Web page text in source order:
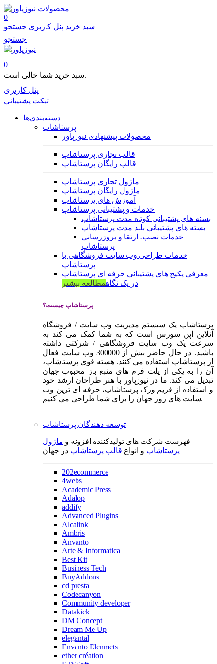
محصولات
0
سبد خرید پنل کاربری جستجو
جستجو
0
سبد خرید شما خالی است.
پنل کاربری
تیکت پشتیبانی
دسته‌بندی‌ها
پرستاشاپ
محصولات پیشنهادی نیوزپاور
قالب تجاری پرستاشاپ
قالب رایگان پرستاشاپ
ماژول تجاری پرستاشاپ
ماژول رایگان پرستاشاپ
آموزش های پرستاشاپ
خدمات و پشتیبانی پرستاشاپ
بسته های پشتیبانی کوتاه مدت پرستاشاپ
بسته های پشتیبانی بلند مدت پرستاشاپ
خدمات نصب، ارتقا و بروزرسانی
پرستاشاپ
خدمات طراحی وب سایت فروشگاهی با
پرستاشاپ
معرفی پکیج های پشتیبانی حرفه ای پرستاشاپ
در یک نگاهمطالعه بیشتر
پرستاشاپ چیست؟
پرستاشاپ یک سیستم مدیریت وب سایت / فروشگاه
آنلاین اپن سورس است که به شما کمک می کند به
سرعت یک وب سایت فروشگاهی / شرکتی داشته
باشید. در حال حاضر بیش از 300000 وب سایت فعال
از پرستاشاپ استفاده می کنند. هسته قوی پرستاشاپ،
آن را به یکی از پلت فرم های منبع باز محبوب جهان
تبدیل می کند. ما در نیوزپاور با هنر طراحان ارشد خود
و استفاده از فریم ورک پرستاشاپ، حرفه ای ترین وب
سایت های روز جهان را برای شما طراحی می کنیم.
توسعه دهندگان پرستاشاپ
فهرست شرکت های تولیدکننده افزونه و ماژول
پرستاشاپ و انواع قالب پرستاشاپ در جهان
202ecommerce
4webs
Academic Press
Adalop
addify
Advanced Plugins
Alcalink
Ambris
Anvanto
Arte & Informatica
Best Kit
Business Tech
BuyAddons
cd presta
Codecanyon
Community developer
Datakick
DM Concept
Dream Me Up
elegantal
Envanto Elenmets
ether création